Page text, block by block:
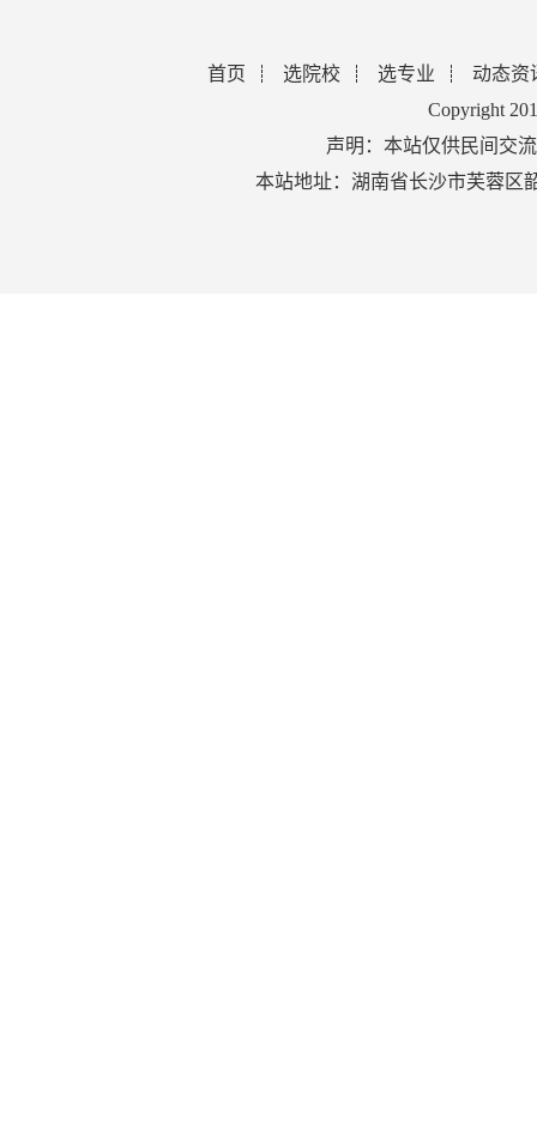
首页 选院校 选专业
动态资
Copyright
声明：本站仅供民间交
本站地址：湖南省长沙市芙蓉区